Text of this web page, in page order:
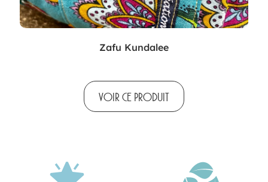
Zafu Kundalee
VOIR CE PRODUIT